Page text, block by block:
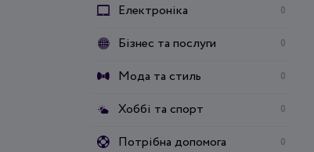
Електроніка 0
Бізнес та послуги 0
Мода та стиль 0
Хоббі та спорт 0
Потрібна допомога 0